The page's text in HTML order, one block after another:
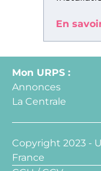
En
Mon URPS :
Annonces
La Centrale
Copyright 2023 -
France